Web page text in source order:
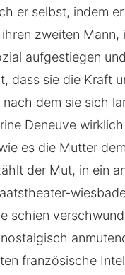
er selbst, indem
zweiten Mann,
aufgestiegen
dass sie die Kraft
dem sie sich
Deneuve
es die Mutter
der Mut, in ein
schien
französische